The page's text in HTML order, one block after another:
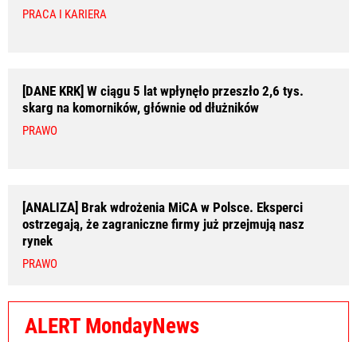
PRACA I KARIERA
[DANE KRK] W ciągu 5 lat wpłynęło przeszło 2,6 tys.
skarg na komorników, głównie od dłużników
PRAWO
[ANALIZA] Brak wdrożenia MiCA w Polsce. Eksperci
ostrzegają, że zagraniczne firmy już przejmują nasz
rynek
PRAWO
ALERT MondayNews